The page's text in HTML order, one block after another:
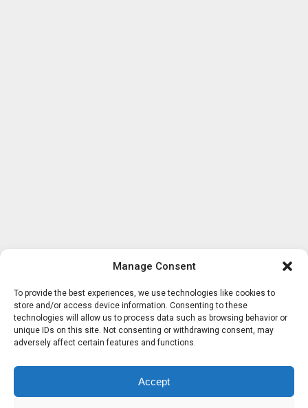
Manage Consent
To provide the best experiences, we use technologies like cookies to
store and/or access device information. Consenting to these
technologies will allow us to process data such as browsing behavior or
unique IDs on this site. Not consenting or withdrawing consent, may
adversely affect certain features and functions.
Accept